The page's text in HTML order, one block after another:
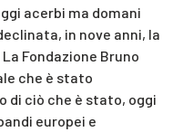
acerbi ma domani
in nove anni, la
Fondazione Bruno
che è stato
di ciò che è stato, oggi
europei e